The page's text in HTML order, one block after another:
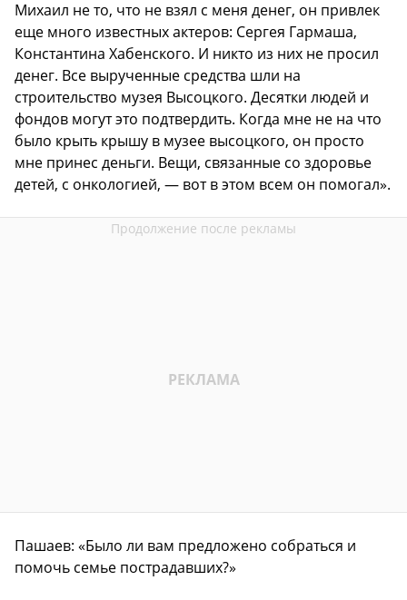
Михаил не то, что не взял с меня денег, он привлек
еще много известных актеров: Сергея Гармаша,
Константина Хабенского. И никто из них не просил
денег. Все вырученные средства шли на
строительство музея Высоцкого. Десятки людей и
фондов могут это подтвердить. Когда мне не на что
было крыть крышу в музее высоцкого, он просто
мне принес деньги. Вещи, связанные со здоровье
детей, с онкологией, — вот в этом всем он помогал».
Пашаев: «Было ли вам предложено собраться и
помочь семье пострадавших?»